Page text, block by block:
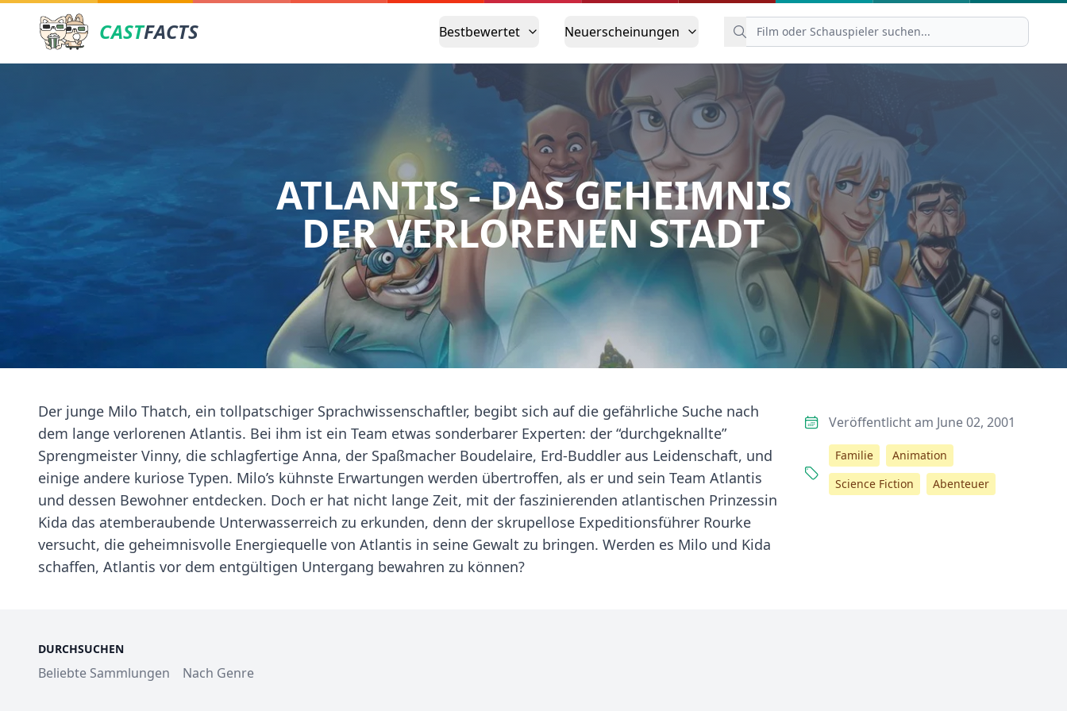
CASTFACTS Bestbewertet Neuerscheinungen
ATLANTIS - DAS GEHEIMNIS
DER VERLORENEN STADT
Der junge Milo Thatch, ein tollpatschiger Sprachwissenschaftler, begibt sich auf die gefährliche Suche nach
dem lange verlorenen Atlantis. Bei ihm ist ein Team etwas sonderbarer Experten: der “durchgeknallte”
Sprengmeister Vinny, die schlagfertige Anna, der Spaßmacher Boudelaire, Erd-Buddler aus Leidenschaft, und
einige andere kuriose Typen. Milo’s kühnste Erwartungen werden übertroffen, als er und sein Team Atlantis
und dessen Bewohner entdecken. Doch er hat nicht lange Zeit, mit der faszinierenden atlantischen Prinzessin
Kida das atemberaubende Unterwasserreich zu erkunden, denn der skrupellose Expeditionsführer Rourke
versucht, die geheimnisvolle Energiequelle von Atlantis in seine Gewalt zu bringen. Werden es Milo und Kida
schaffen, Atlantis vor dem entgültigen Untergang bewahren zu können?
Veröffentlicht am June 02, 2001
Familie
Animation
Science Fiction
Abenteuer
DURCHSUCHEN
Beliebte Sammlungen Nach Genre